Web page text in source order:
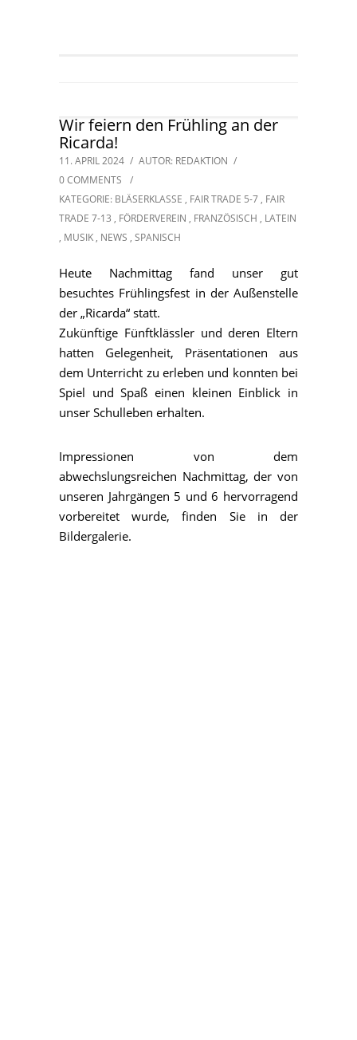
Wir feiern den Frühling an der
Ricarda!
11. APRIL 2024 / AUTOR: REDAKTION /
0 COMMENTS
/
KATEGORIE: BLÄSERKLASSE , FAIR TRADE 5-7 , FAIR
TRADE 7-13 , FÖRDERVEREIN , FRANZÖSISCH , LATEIN
, MUSIK , NEWS , SPANISCH
Heute Nachmittag fand unser gut
besuchtes Frühlingsfest in der Außenstelle
der „Ricarda“ statt.
Zukünftige Fünftklässler und deren Eltern
hatten Gelegenheit, Präsentationen aus
dem Unterricht zu erleben und konnten bei
Spiel und Spaß einen kleinen Einblick in
unser Schulleben erhalten.
Impressionen von dem
abwechslungsreichen Nachmittag, der von
unseren Jahrgängen 5 und 6 hervorragend
vorbereitet wurde, finden Sie in der
Bildergalerie.